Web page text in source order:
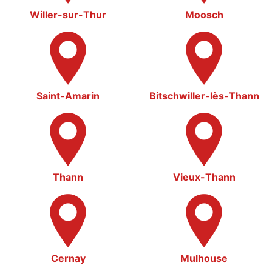
Willer-sur-Thur Moosch
Saint-Amarin Bitschwiller-lès-Thann
Thann Vieux-Thann
Cernay Mulhouse